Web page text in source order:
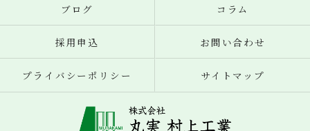
ブログ コラム
採用申込 お問い合わせ
プライバシーポリシー サイトマップ